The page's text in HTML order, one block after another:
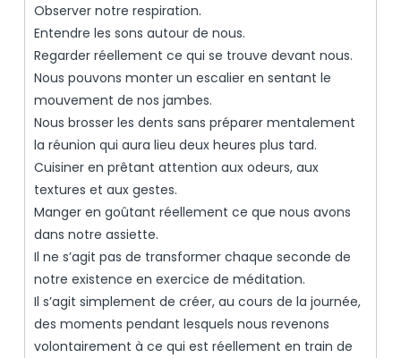
Observer notre respiration.
Entendre les sons autour de nous.
Regarder réellement ce qui se trouve devant nous.
Nous pouvons monter un escalier en sentant le
mouvement de nos jambes.
Nous brosser les dents sans préparer mentalement
la réunion qui aura lieu deux heures plus tard.
Cuisiner en prêtant attention aux odeurs, aux
textures et aux gestes.
Manger en goûtant réellement ce que nous avons
dans notre assiette.
Il ne s’agit pas de transformer chaque seconde de
notre existence en exercice de méditation.
Il s’agit simplement de créer, au cours de la journée,
des moments pendant lesquels nous revenons
volontairement à ce qui est réellement en train de